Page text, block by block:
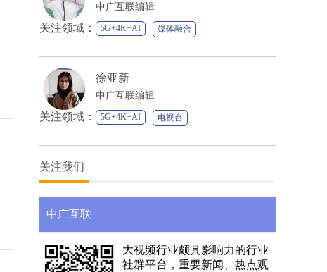
中广互联编辑
关注领域： 5G+4K+AI 媒体融合
徐亚新
中广互联编辑
关注领域： 5G+4K+AI 电视台
关注我们
中广互联
大视频行业颇具影响力的行业
社群平台，重要新闻、热点观